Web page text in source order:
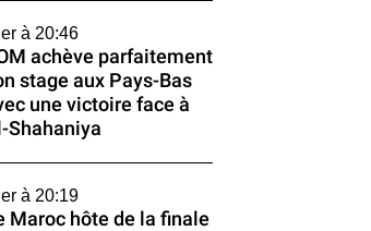
à 20:46
achève parfaitement
stage aux Pays-Bas
une victoire face à
Shahaniya
à 20:19
Maroc hôte de la finale